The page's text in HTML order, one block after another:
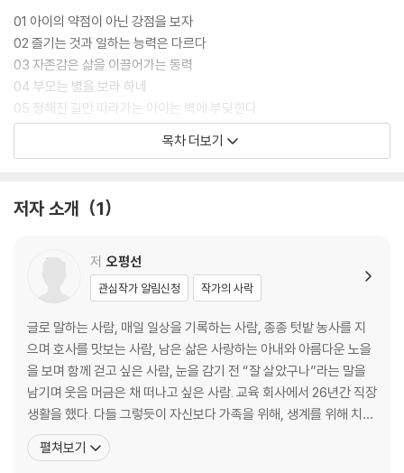
01 아이의 약점이 아닌 강점을 보자
02 즐기는 것과 일하는 능력은 다르다
03 자존감은 삶을 이끌어가는 동력
04 부모는 별을 보라 하네
05 정해진 길만 따라가는 아이는 벽에 부딪힌다
06 너무 가깝게 너무 멀리하지 않아야 할 시기
07 꼭 순위를 봐야만 직성이 풀리나?
10 어릴 적 혼자 여행을 떠난 경험은 평생 간다
12 질책도 잘하면 보약이 된다
13 자녀교육 즉문즉답
■ 자녀 교육 즉문즉답
2부 깎아내린 ‘완벽’이 아닌 쌓아 올린 ‘특별함’으로
01 학업능력은 삼박자가 맞아야 키워진다
02 배운 것을 숙성시켜야 내게 남는다
03 왜 막히는 줄 알면서 그 길을 고집할까
04 본류를 이해하고 지류를 봐라
목차 더보기
저자 소개 1
저 오평선
관심작가 알림신청 작가의 사락
글로 말하는 사람, 매일 일상을 기록하는 사람, 종종 텃밭 농사를 지
으며 호사를 맛보는 사람, 남은 삶은 사랑하는 아내와 아름다운 노을
을 보며 함께 걷고 싶은 사람, 눈을 감기 전 “잘 살았구나”라는 말을
남기며 웃음 머금은 채 떠나고 싶은 사람. 교육 회사에서 26년간 직장
생활을 했다. 다들 그렇듯이 자신보다 가족을 위해, 생계를 위해 치열
하게 살다 보니 얻은 것도 있었지만 많은 것을 놓쳤다. 자의든 타의든
틀 속에 갇혀 사는 기분이었다. 오십 후반에 접어들자 세상의 시계가
펼쳐보기